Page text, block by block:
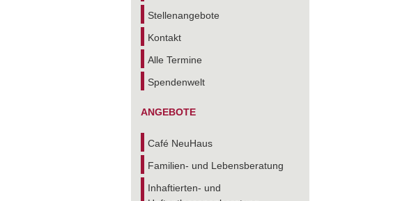
Stellenangebote
Kontakt
Alle Termine
Spendenwelt
ANGEBOTE
Café NeuHaus
Familien- und Lebensberatung
Inhaftierten- und